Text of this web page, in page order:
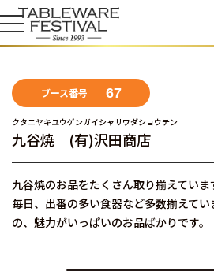
ブース番号 67
クタニヤキユウゲンガイシャサワダショウテン
九谷焼 (有)沢田商店
九谷焼のお品をたくさん取り揃えていま
毎日、出番の多い食器など多数揃えて
の、魅力がいっぱいのお品ばかりです。